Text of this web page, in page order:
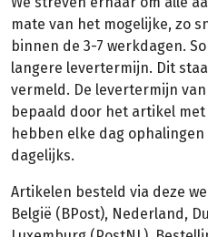
mate van het mogelijke, zo
binnen de 3-7 werkdagen.
langere levertermijn. Dit
vermeld. De levertermijn
bepaald door het artikel
hebben elke dag
dagelijks.
Artikelen besteld via deze
België (BPost), Nederland,